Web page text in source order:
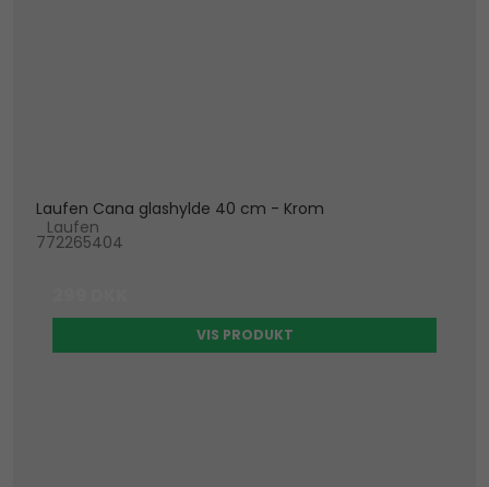
Laufen Cana glashylde 40 cm - Krom
Laufen
772265404
VIS PRODUKT